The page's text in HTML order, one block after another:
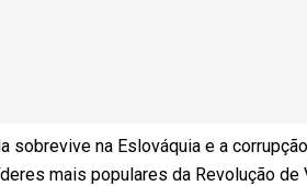
sobrevive na Eslováquia e a
mais populares da Revolução de